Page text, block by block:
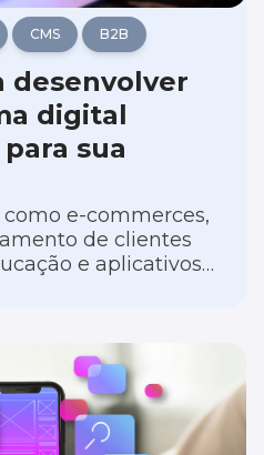
CMS B2B
desenvolver
digital
sua
e-commerces,
de clientes
e aplicativos
substanciais sobre a